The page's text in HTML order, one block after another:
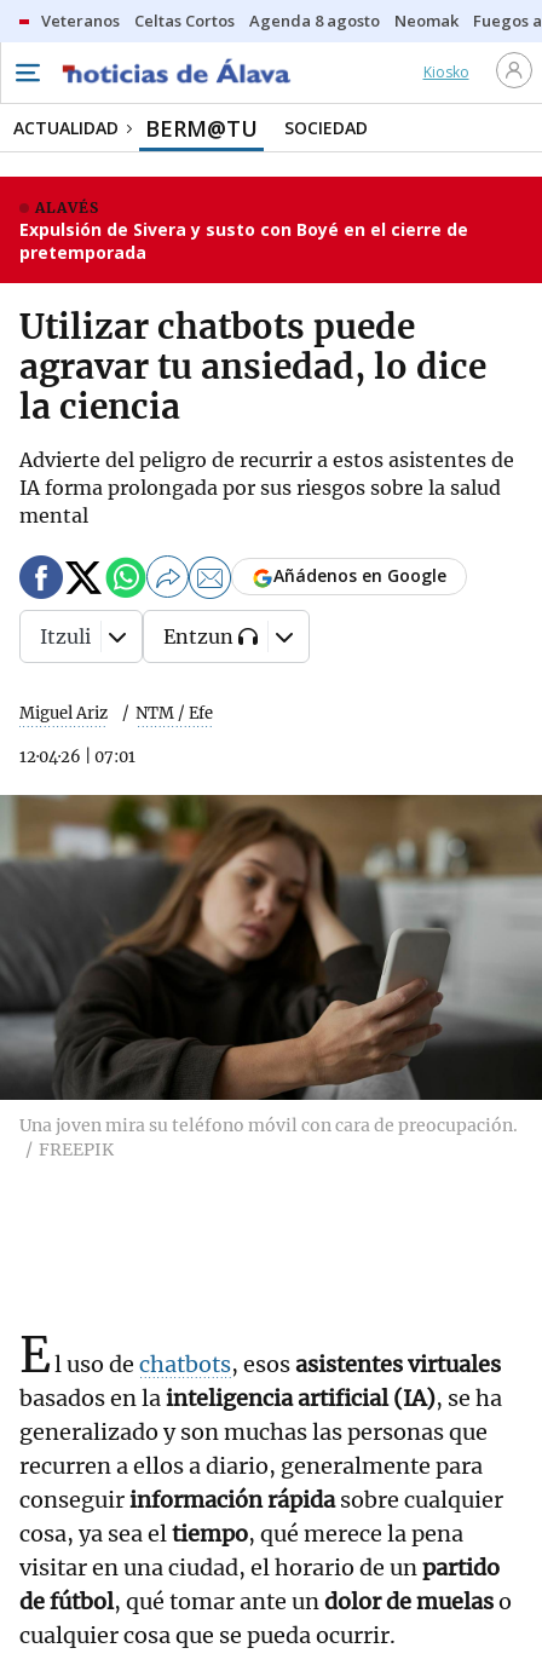
Veteranos Celtas Cortos Agenda 8 agosto Neomak Fuegos
Kiosko
ACTUALIDAD BERM@TU SOCIEDAD
ALAVÉS
Expulsión de Sivera y susto con Boyé en el cierre de
pretemporada
Utilizar chatbots puede
agravar tu ansiedad, lo dice
la ciencia
Advierte del peligro de recurrir a estos asistentes de
IA forma prolongada por sus riesgos sobre la salud
mental
Miguel Ariz NTM / Efe
12·04·26 07:01
Añádenos en Google
Itzuli Entzun
Una joven mira su teléfono móvil con cara de preocupación.
FREEPIK
El uso de chatbots, esosasistentes virtuales
basados en lainteligencia artificial (IA), se ha
generalizado y son muchas las personas que
recurren a ellos a diario, generalmente para
conseguirinformación rápidasobre cualquier
cosa, ya sea eltiempo, qué merece la pena
visitar en una ciudad, el horario de unpartido
de fútbol, qué tomar ante undolor de muelaso
cualquier cosa que se pueda ocurrir.